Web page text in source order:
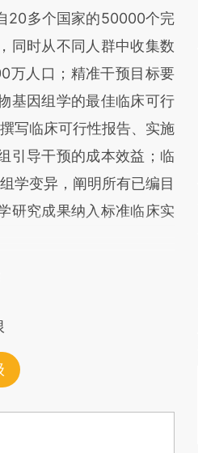
20多个国家的50000个完
同时从不同人群中收集数
万人口；精准干预目标要
基因组学的最佳临床可行
写临床可行性报告、实施
引导干预的成本效益；临
学变异，阐明所有已编目
研究成果纳入标准临床实